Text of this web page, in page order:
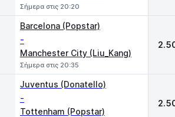
Σήμερα στις 20:20
Barcelona (Popstar)
-
Manchester City (Liu_Kang)
Σήμερα στις 20:35
Juventus (Donatello)
-
Tottenham (Popstar)